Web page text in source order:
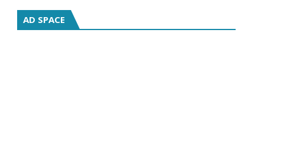
AD SPACE